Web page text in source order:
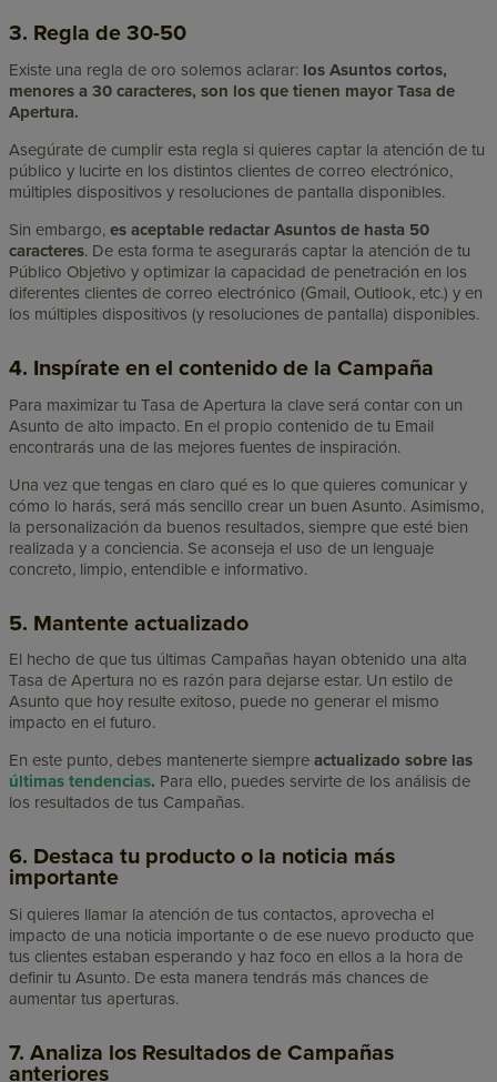
3. Regla de 30-50
Existe una regla de oro solemos aclarar: los Asuntos cortos,
menores a 30 caracteres, son los que tienen mayor Tasa de
Apertura.
Asegúrate de cumplir esta regla si quieres captar la atención de tu
público y lucirte en los distintos clientes de correo electrónico,
múltiples dispositivos y resoluciones de pantalla disponibles.
Sin embargo,es aceptable redactar Asuntos de hasta 50
caracteres. De esta forma te asegurarás captar la atención de tu
Público Objetivo y optimizar la capacidad de penetración en los
diferentes clientes de correo electrónico (Gmail, Outlook, etc.) y en
los múltiples dispositivos (y resoluciones de pantalla) disponibles.
4. Inspírate en el contenido de la Campaña
Para maximizar tu Tasa de Apertura la clave será contar con un
Asunto de alto impacto. En el propio contenido de tu Email
encontrarás una de las mejores fuentes de inspiración.
Una vez que tengas en claro qué es lo que quieres comunicar y
cómo lo harás, será más sencillo crear un buen Asunto. Asimismo,
la personalización da buenos resultados, siempre que esté bien
realizada y a conciencia. Se aconseja el uso de un lenguaje
concreto, limpio, entendible e informativo.
5. Mantente actualizado
El hecho de que tus últimas Campañas hayan obtenido una alta
Tasa de Apertura no es razón para dejarse estar. Un estilo de
Asunto que hoy resulte exitoso, puede no generar el mismo
impacto en el futuro.
En este punto, debes mantenerte siempreactualizado sobre las
últimas tendencias. Para ello, puedes servirte de los análisis de
los resultados de tus Campañas.
6. Destaca tu producto o la noticia más
importante
Si quieres llamar la atención de tus contactos, aprovecha el
impacto de una noticia importante o de ese nuevo producto que
tus clientes estaban esperando y haz foco en ellos a la hora de
definir tu Asunto. De esta manera tendrás más chances de
aumentar tus aperturas.
7. Analiza los Resultados de Campañas
anteriores